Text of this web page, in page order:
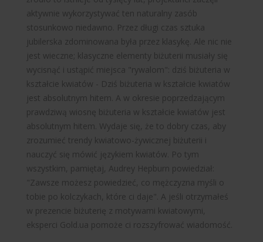
ROREN
aktywnie wykorzystywać ten naturalny zasób
stosunkowo niedawno. Przez długi czas sztuka
jubilerska zdominowana była przez klasykę. Ale nic nie
jest wieczne; klasyczne elementy biżuterii musiały się
wycisnąć i ustąpić miejsca "rywalom": dziś biżuteria w
kształcie kwiatów - Dziś biżuteria w kształcie kwiatów
jest absolutnym hitem. A w okresie poprzedzającym
prawdziwą wiosnę biżuteria w kształcie kwiatów jest
absolutnym hitem. Wydaje się, że to dobry czas, aby
zrozumieć trendy kwiatowo-żywicznej biżuterii i
nauczyć się mówić językiem kwiatów. Po tym
wszystkim, pamiętaj, Audrey Hepburn powiedział:
"Zawsze możesz powiedzieć, co mężczyzna myśli o
tobie po kolczykach, które ci daje". A jeśli otrzymałeś
w prezencie biżuterię z motywami kwiatowymi,
eksperci Gold.ua pomoże ci rozszyfrować wiadomość.